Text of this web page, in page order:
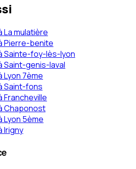
La mulatière
Pierre-benite
Sainte-foy-lès-lyon
Saint-genis-laval
Lyon 7ème
Saint-fons
Francheville
Chaponost
Lyon 5ème
Irigny